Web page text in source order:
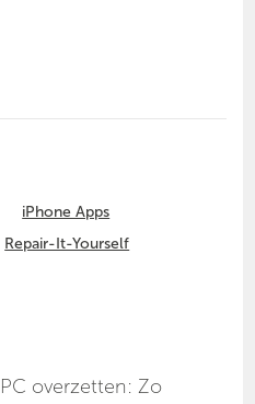
iPhone Apps
Repair-It-Yourself
overzetten: Zo